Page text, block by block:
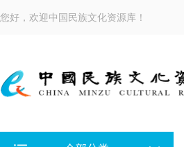
您好，欢迎中国民族文化资源库！